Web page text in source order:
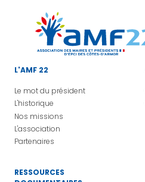
L'AMF 22
Le mot du président
L'historique
Nos missions
L'association
Partenaires
RESSOURCES